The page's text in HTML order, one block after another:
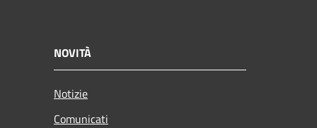
NOVITÀ
Notizie
Comunicati